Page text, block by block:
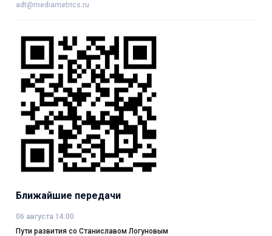
adt@mediametrics.ru
Ближайшие передачи
06 августа 14:00
Пути развития со Станиславом Логуновым